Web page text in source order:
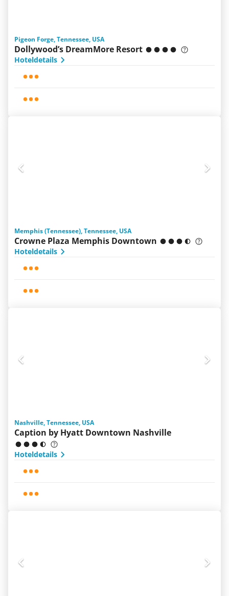
Pigeon Forge, Tennessee, USA
Dollywood’s DreamMore Resort
Hoteldetails
Memphis (Tennessee), Tennessee, USA
Crowne Plaza Memphis Downtown
Hoteldetails
Nashville, Tennessee, USA
Caption by Hyatt Downtown Nashville
Hoteldetails